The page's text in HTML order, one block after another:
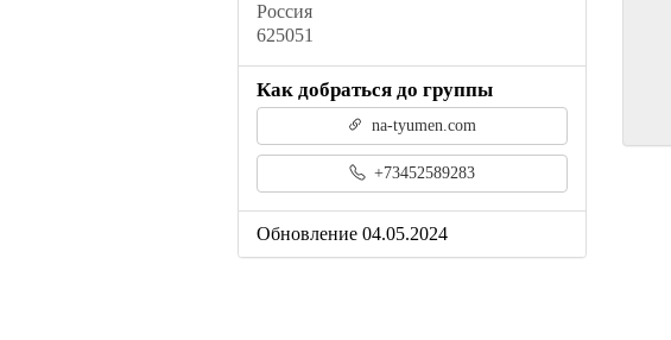
Россия
625051
Как добраться до группы
na-tyumen.com
+73452589283
Обновление 04.05.2024